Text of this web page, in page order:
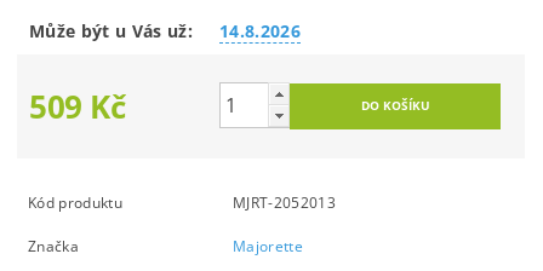
Může být u Vás už: 14.8.2026
509 Kč
Kód produktu MJRT-2052013
Značka Majorette